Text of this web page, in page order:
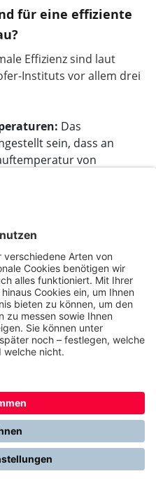
für eine effiziente
Effizienz sind laut
Instituts vor allem drei
Das
sein, dass an
von
dies problemlos – oft
größere Modelle wie
Heizkörper.
Hierbei wird
Heizkörper im Altbau
Wassermenge versorgt
und senkt
Zudem ist ein
Verfahren B
zu groß noch zu klein
exakte
Gebäudes ist das
Betrieb.